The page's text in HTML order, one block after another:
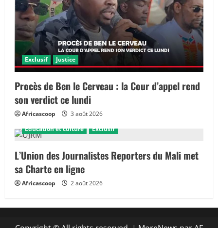
Exclusif Justice
Procès de Ben le Cerveau : la Cour d’appel rend
son verdict ce lundi
Africascoop
3 août 2026
Éducation et culture
Exclusif
L’Union des Journalistes Reporters du Mali met
sa Charte en ligne
Africascoop 2 août 2026